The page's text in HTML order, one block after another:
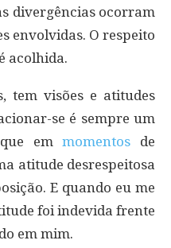
divergências ocorram
envolvidas. O respeito
acolhida.
tem visões e atitudes
se é sempre um
que emmomentos de
atitude desrespeitosa
E quando eu me
foi indevida frente
em mim.